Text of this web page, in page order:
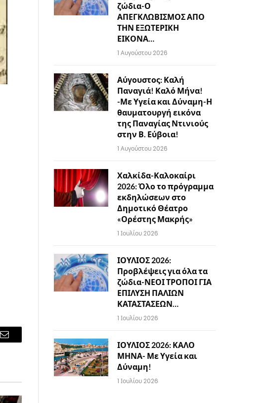
Email
ζώδια-Ο
ΑΠΕΓΚΛΩΒΙΣΜΟΣ ΑΠΟ
ΤΗΝ ΕΞΩΤΕΡΙΚΗ
ΕΙΚΟΝΑ…
1 Αυγούστου 2026
Αύγουστος: Καλή
Παναγιά! Καλό Μήνα!
-Με Υγεία και Δύναμη-Η
θαυματουργή εικόνα
της Παναγίας Ντινιούς
στην Β. Εύβοια!
1 Αυγούστου 2026
Χαλκίδα-Καλοκαίρι
2026: Όλο το πρόγραμμα
εκδηλώσεων στο
Δημοτικό Θέατρο
«Ορέστης Μακρής»
1 Ιουλίου 2026
ΙΟΥΛΙΟΣ 2026:
Προβλέψεις για όλα τα
ζώδια-ΝΕΟΙ ΤΡΟΠΟΙ ΓΙΑ
ΕΠΙΛΥΣΗ ΠΑΛΙΩΝ
ΚΑΤΑΣΤΑΣΕΩΝ…
1 Ιουλίου 2026
ΙΟΥΛΙΟΣ 2026: ΚΑΛΟ
ΜΗΝΑ- Με Υγεία και
Δύναμη!
1 Ιουλίου 2026